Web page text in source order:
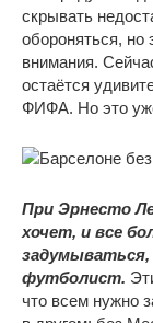
скрывать
обороняться, но
внимания.
остаётся
ФИФА. Но это
При Эрнесто
хочет, и все
футболист.
что всем нужно